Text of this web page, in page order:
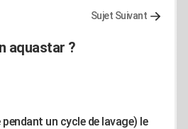
Sujet Suivant
aquastar ?
un cycle de lavage) le